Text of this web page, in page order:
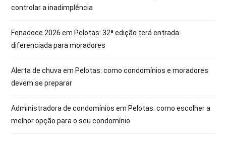
controlar a inadimplência
Fenadoce 2026 em Pelotas: 32ª edição terá entrada
diferenciada para moradores
Alerta de chuva em Pelotas: como condomínios e moradores
devem se preparar
Administradora de condomínios em Pelotas: como escolher a
melhor opção para o seu condomínio